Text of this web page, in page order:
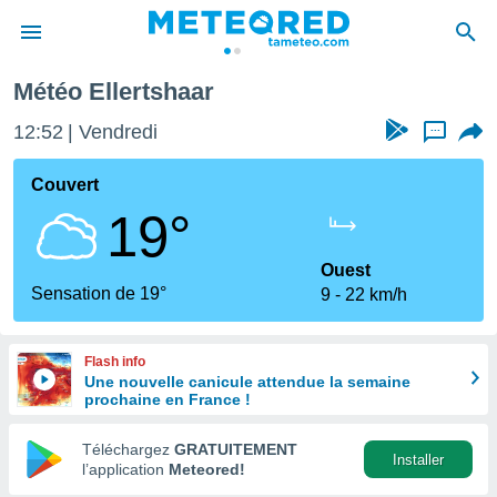
de
en
Météo Ellertshaar
12:52 Vendredi ...
Couvert
19°
Sensation de 19°
Ouest
9
22 km/h
Flash info
Une nouvelle canicule attendue la semaine
prochaine en France !
Téléchargez GRATUITEMENT
l’application Meteored!
Installer